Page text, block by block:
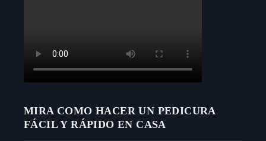
MIRA COMO HACER UN PEDICURA
FÁCIL Y RÁPIDO EN CASA